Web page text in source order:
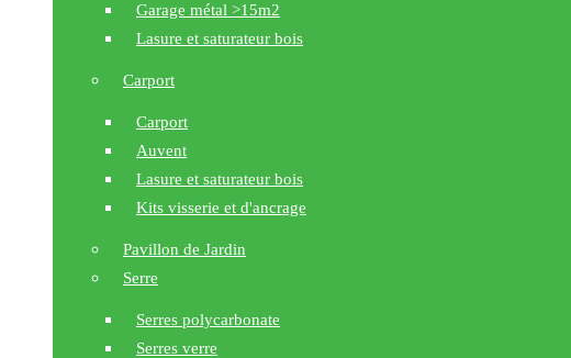
Garage métal >15m2
Lasure et saturateur bois
Carport
Carport
Auvent
Lasure et saturateur bois
Kits visserie et d'ancrage
Pavillon de Jardin
Serre
Serres polycarbonate
Serres verre